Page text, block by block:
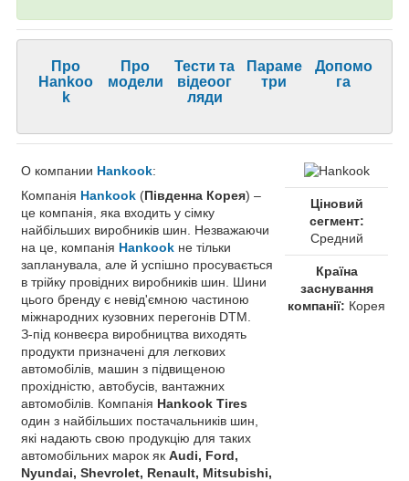
Про
Hankoo
k
Про
модели
Тести та
відеоог
ляди
Параме
три
Допомо
га
О компании Hankook:
Компанія Hankook (Південна Корея) –
це компанія, яка входить у сімку
найбільших виробників шин. Незважаючи
на це, компанія Hankook не тільки
запланувала, але й успішно просувається
в трійку провідних виробників шин. Шини
цього бренду є невід'ємною частиною
міжнародних кузовних перегонів DTM.
З-під конвеєра виробництва виходять
продукти призначені для легкових
автомобілів, машин з підвищеною
прохідністю, автобусів, вантажних
автомобілів. Компанія Нankook Tires
один з найбільших постачальників шин,
які надають свою продукцію для таких
автомобільних марок як Audi, Ford,
Nyundai, Shevrolet, Renault, Mitsubishi,
Ціновий
сегмент:
Средний
Країна
заснування
компанії: Корея